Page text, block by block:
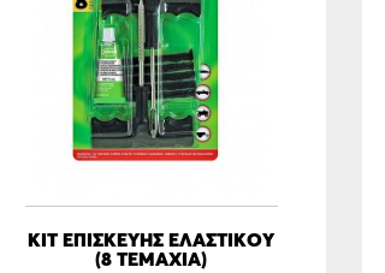
ΚΙΤ ΕΠΙΣΚΕΥΗΣ ΕΛΑΣΤΙΚΟΥ
(8 ΤΕΜΑΧΙΑ)